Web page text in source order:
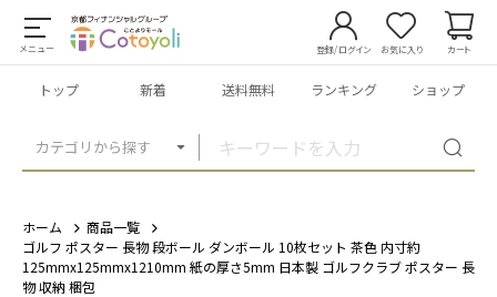
メニュー
カテゴリから探す
登録/ログイン お気に入り カート
トップ 新着 送料無料 ランキング ショップ
ホーム
商品一覧
ゴルフ ポスター 長物 段ボール ダンボール 10枚セット 茶色 内寸約
125mmx125mmx1210mm 紙の厚さ5mm 日本製 ゴルフクラブ ポスター 長
物 収納 梱包